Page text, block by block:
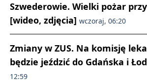
Szwederowie. Wielki pożar
[wideo, zdjęcia] wczoraj, 06:20
Zmiany w ZUS. Na komisję
będzie jeździć do Gdańska i
12:59